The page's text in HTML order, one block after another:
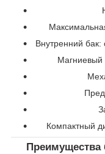
Внутренний
Магниевый
Компактный
Преимущества